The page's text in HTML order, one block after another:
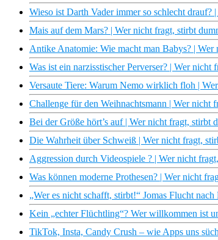
Wieso ist Darth Vader immer so schlecht
Mais auf dem Mars? | Wer nicht fragt, stirbt
Antike Anatomie: Wie macht man Babys? |
Was ist ein narzisstischer Perverser? | Wer
Versaute Tiere: Warum Nemo wirklich floh |
Challenge für den Weihnachtsmann | Wer nicht
Bei der Größe hört’s auf | Wer nicht fragt, stirbt
Die Wahrheit über Schweiß | Wer nicht fragt,
Aggression durch Videospiele ? | Wer nicht
Was können moderne Prothesen? | Wer nicht
„Wer es nicht schafft, stirbt!“ Jomas Flucht
Kein „echter Flüchtling“? Wer willkommen ist
TikTok, Insta, Candy Crush – wie Apps uns